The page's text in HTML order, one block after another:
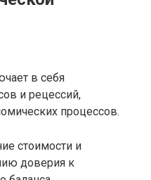
в себя
и рецессий,
процессов.
стоимости и
доверия к